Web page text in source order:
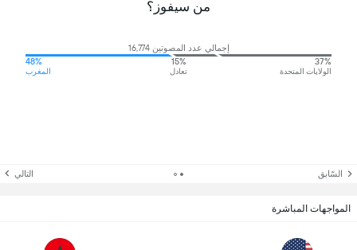
من سيفوز؟
إجمالي عدد المصوتين 16,774
37%
الولايات المتحدة
15%
تعادل
48%
المغرب
السّابق التالي
المواجهات المباشرة